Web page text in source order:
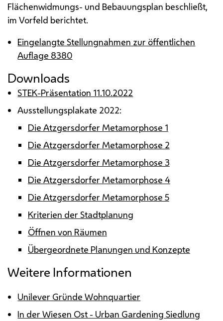
Flächenwidmungs- und Bebauungsplan beschließt,
im Vorfeld berichtet.
Eingelangte Stellungnahmen zur öffentlichen
Auflage 8380
Downloads
STEK-Präsentation 11.10.2022
Ausstellungsplakate 2022:
Die Atzgersdorfer Metamorphose 1
Die Atzgersdorfer Metamorphose 2
Die Atzgersdorfer Metamorphose 3
Die Atzgersdorfer Metamorphose 4
Die Atzgersdorfer Metamorphose 5
Kriterien der Stadtplanung
Öffnen von Räumen
Übergeordnete Planungen und Konzepte
Weitere Informationen
Unilever Gründe Wohnquartier
In der Wiesen Ost - Urban Gardening Siedlung